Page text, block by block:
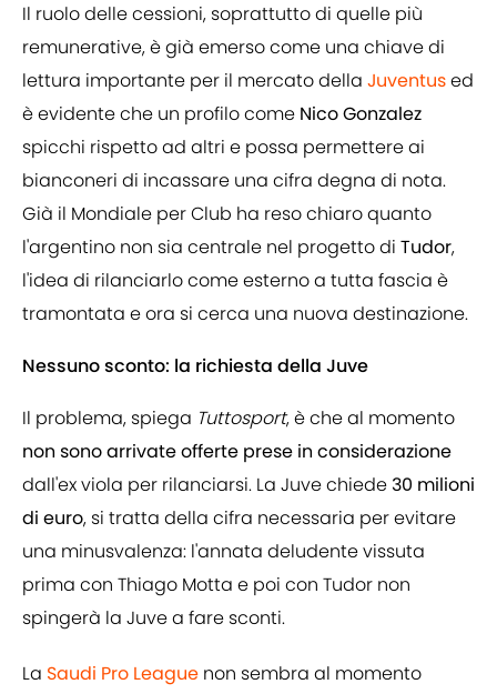
Il ruolo delle cessioni, soprattutto di quelle più
remunerative, è già emerso come una chiave di
lettura importante per il mercato della Juventused
è evidente che un profilo come Nico Gonzalez
spicchi rispetto ad altri e possa permettere ai
bianconeri di incassare una cifra degna di nota.
Già il Mondiale per Club ha reso chiaro quanto
l'argentino non sia centrale nel progetto di Tudor,
l'idea di rilanciarlo come esterno a tutta fascia è
tramontata e ora si cerca una nuova destinazione.
Nessuno sconto: la richiesta della Juve
Il problema, spiega Tuttosport, è che al momento
non sono arrivate offerte prese in considerazione
dall'ex viola per rilanciarsi. La Juve chiede 30 milioni
di euro, si tratta della cifra necessaria per evitare
una minusvalenza: l'annata deludente vissuta
prima con Thiago Motta e poi con Tudor non
spingerà la Juve a fare sconti.
La Saudi Pro League non sembra al momento